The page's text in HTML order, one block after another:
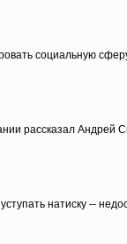
социальную
рассказал Андрей
натиску --